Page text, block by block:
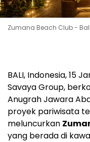
Zumana Beach Club -
BALI, Indonesia, 15
Savaya Group,
Anugrah Jawara
proyek pariwisata
meluncurkan
yang berada di